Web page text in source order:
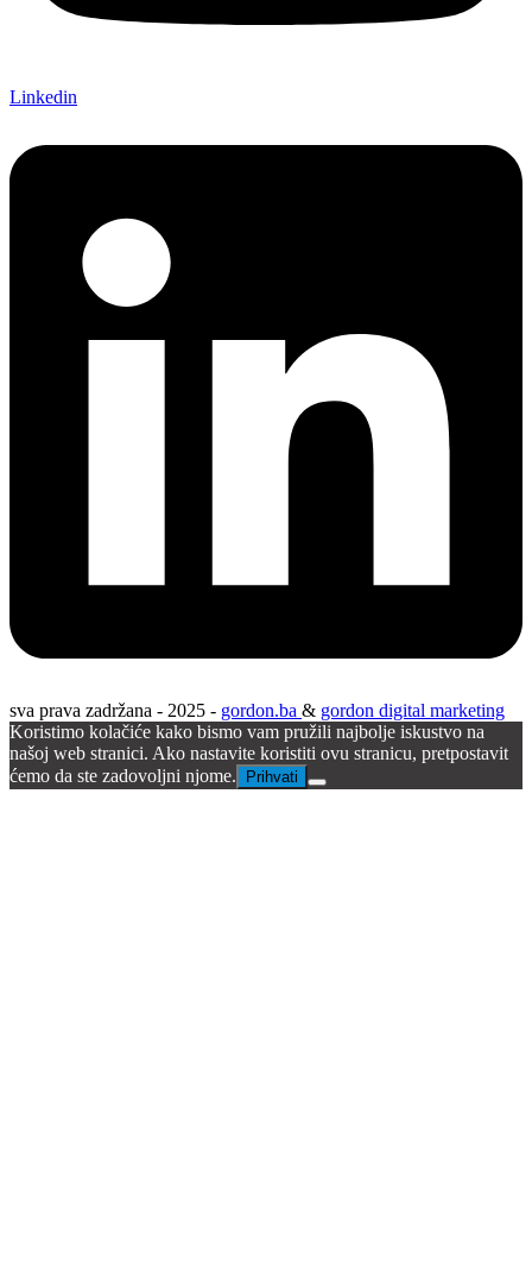
Linkedin
sva prava zadržana - 2025 - gordon.ba & gordon digital marketing
Koristimo kolačiće kako bismo vam pružili najbolje iskustvo na
našoj web stranici. Ako nastavite koristiti ovu stranicu, pretpostavit
ćemo da ste zadovoljni njome.
Prihvati